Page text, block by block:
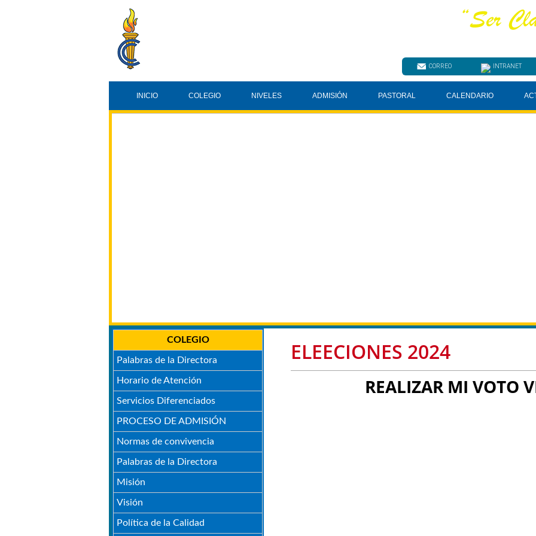
CORREO INTRANET
INICIO COLEGIO NIVELES ADMISIÓN PASTORAL CALENDARIO
COLEGIO
Palabras de la Directora
Horario de Atención
Servicios Diferenciados
PROCESO DE ADMISIÓN
Normas de convivencia
Palabras de la Directora
Misión
Visión
Política de la Calidad
ELEECIONES 2024
REALIZAR MI VOTO